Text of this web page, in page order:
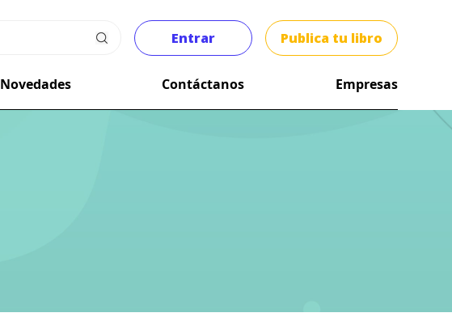
Entrar Publica tu libro
Novedades Contáctanos Empresas